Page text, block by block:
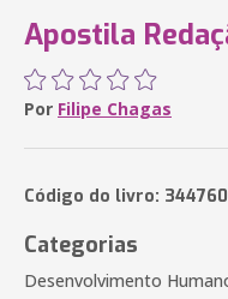
Apostila
Por Filipe Chagas
Código do livro: 344760
Categorias
Desenvolvimento